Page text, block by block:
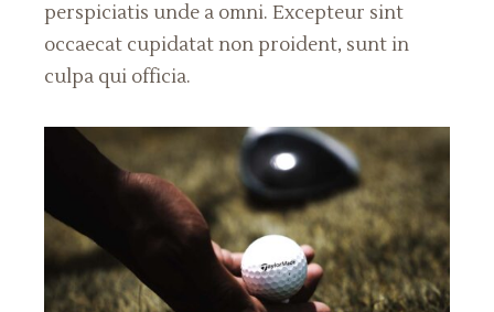
perspiciatis unde a omni. Excepteur sint
occaecat cupidatat non proident, sunt in
culpa qui officia.